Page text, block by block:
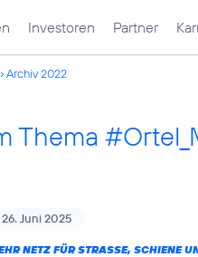
Investoren Partner
Archiv 2022
Thema
26. Juni 2025
NETZ FÜR STRASSE, SCHIENE